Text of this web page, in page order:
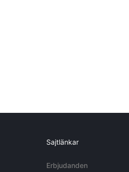
Sajtlänkar
Erbjudanden